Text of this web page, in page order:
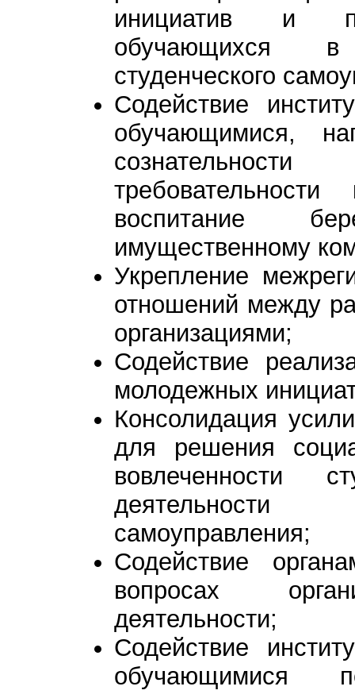
инициатив и
обучающихся в
студенческого
Содействие
обучающимися,
воспитание
имущественному
Укрепление
отношений между
организациями;
Содействие
молодежных
Консолидация
для решения
вовлеченности
деятельности
самоуправления;
Содействие
вопросах
деятельности;
Содействие
обучающимися